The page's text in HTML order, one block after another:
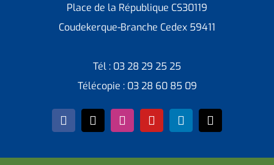
Place de la République CS30119
Coudekerque-Branche Cedex 59411
Tél : 03 28 29 25 25
Télécopie : 03 28 60 85 09